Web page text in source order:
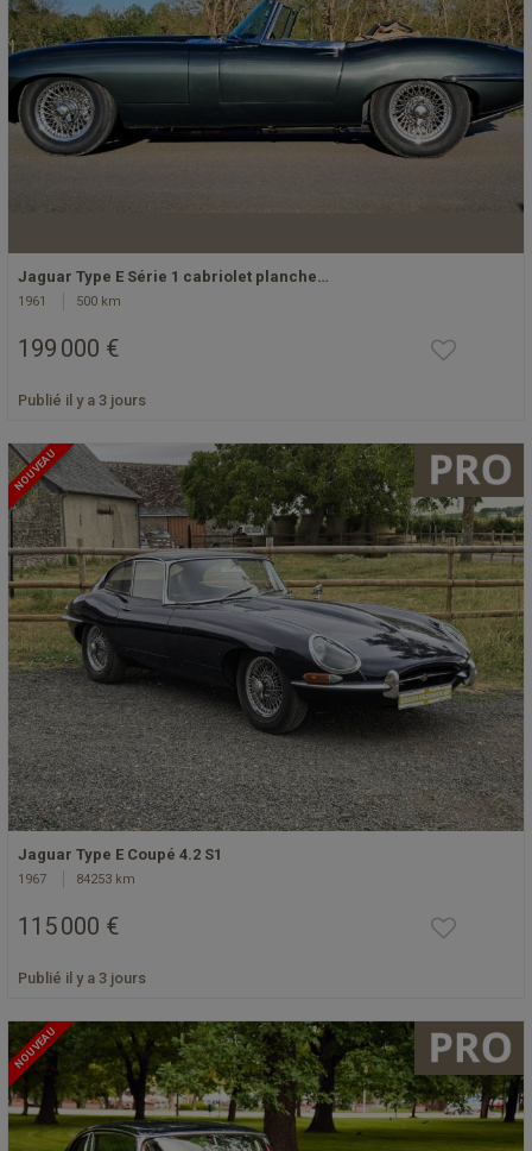
Jaguar Type E Série 1 cabriolet planche…
1961 500 km
199 000 €
Publié il y a 3 jours
NOUVEAU
Jaguar Type E Coupé 4.2 S1
1967 84253 km
115 000 €
Publié il y a 3 jours
NOUVEAU